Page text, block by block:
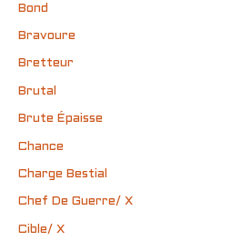
Bond
Bravoure
Bretteur
Brutal
Brute Épaisse
Chance
Charge Bestial
Chef De Guerre/ X
Cible/ X